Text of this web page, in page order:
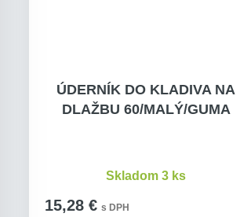
ÚDERNÍK DO KLADIVA NA
DLAŽBU 60/MALÝ/GUMA
15,28 € s DPH
Skladom 3 ks